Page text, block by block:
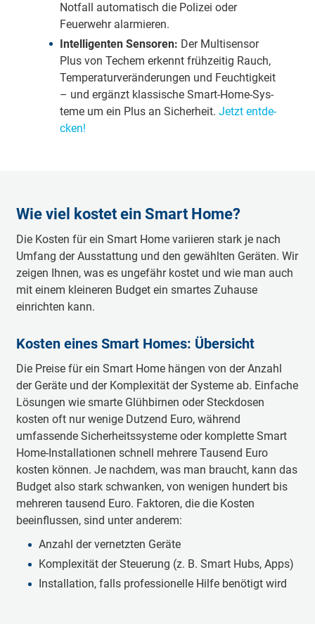
Notfall automatisch die Polizei oder
Feuerwehr alarmieren.
In­tel­li­gen­ten Sen­so­ren: Der Mul­ti­sen­sor
Plus von Te­chem er­kennt früh­zei­tig Rauch,
Tem­pe­ra­tur­ver­än­de­run­gen und Feuch­tig­keit
– und er­gänzt klas­si­sche Smart-Home-Sys­
te­me um ein Plus an Si­cher­heit. Jetzt ent­de­
cken!
Wie viel kostet ein Smart Home?
Die Kosten für ein Smart Home variieren stark je nach
Umfang der Ausstattung und den gewählten Geräten. Wir
zeigen Ihnen, was es ungefähr kostet und wie man auch
mit einem kleineren Budget ein smartes Zuhause
einrichten kann.
Kosten eines Smart Homes: Übersicht
Die Preise für ein Smart Home hängen von der Anzahl
der Geräte und der Komplexität der Systeme ab. Einfache
Lösungen wie smarte Glühbirnen oder Steckdosen
kosten oft nur wenige Dutzend Euro, während
umfassende Sicherheitssysteme oder komplette Smart
Home-Installationen schnell mehrere Tausend Euro
kosten können. Je nachdem, was man braucht, kann das
Budget also stark schwanken, von wenigen hundert bis
mehreren tausend Euro. Faktoren, die die Kosten
beeinflussen, sind unter anderem:
Anzahl der vernetzten Geräte
Komplexität der Steuerung (z. B. Smart Hubs, Apps)
Installation, falls professionelle Hilfe benötigt wird